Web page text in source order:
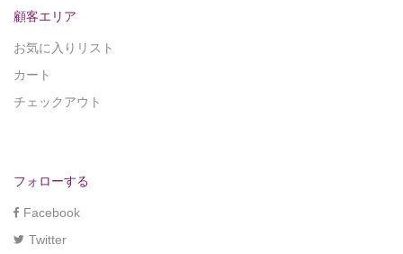
顧客エリア
お気に入りリスト
カート
チェックアウト
フォローする
Facebook
Twitter